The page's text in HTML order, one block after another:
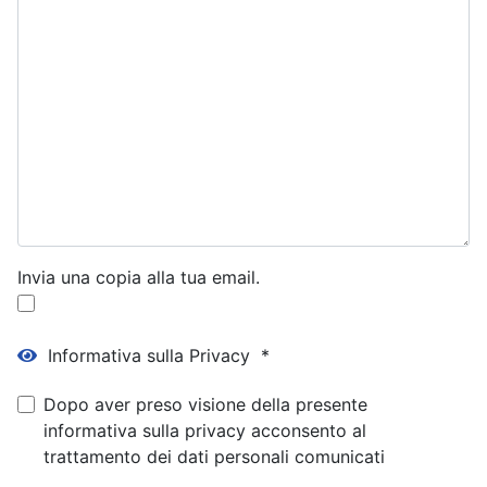
Invia una copia alla tua email.
Informativa sulla Privacy *
Informativa sulla Privacy*
Informativa sulla Privacy
Dopo aver preso visione della presente
informativa sulla privacy acconsento al
trattamento dei dati personali comunicati